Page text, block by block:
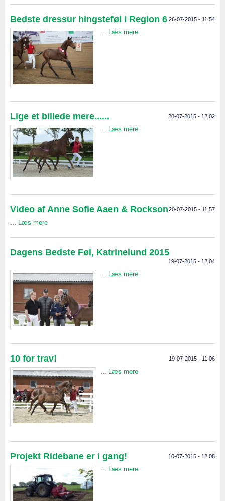
Bedste dressur hingsteføl i Region 6 26-07-2015 - 11:54
Læs mere
Lige et billede mere...... 20-07-2015 - 12:02
... Læs mere
Video af Anne Sofie Aaen & Rockson20-07-2015 - 11:57
Læs mere
Dagens Bedste Føl, Katrinelund 2015
19-07-2015 - 12:04
Læs mere
10 for trav! 19-07-2015 - 11:06
... Læs mere
Projekt Ridebane er i gang! 10-07-2015 - 12:08
Læs mere